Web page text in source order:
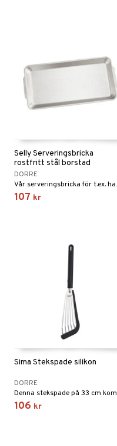
Selly Serveringsbricka
rostfritt stål borstad
DORRE
Vår
107 kr
Sima Stekspade silikon
DORRE
106 kr